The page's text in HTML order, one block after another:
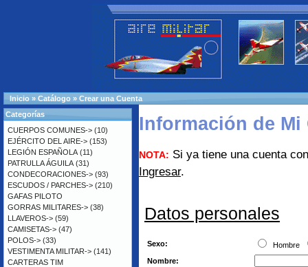
Inicio » Catálogo » Crear una Cuenta
Información de Mi
NOTA: Si ya tiene una cuenta
Ingresar.
Datos personales
Sexo:
Hombre
Nombre:
Categorías
CUERPOS COMUNES-> (10)
EJÉRCITO DEL AIRE-> (153)
LEGIÓN ESPAÑOLA (11)
PATRULLA ÁGUILA (31)
CONDECORACIONES-> (93)
ESCUDOS / PARCHES-> (210)
GAFAS PILOTO
GORRAS MILITARES-> (38)
LLAVEROS-> (59)
CAMISETAS-> (47)
POLOS-> (33)
VESTIMENTA MILITAR-> (141)
CARTERAS TIM